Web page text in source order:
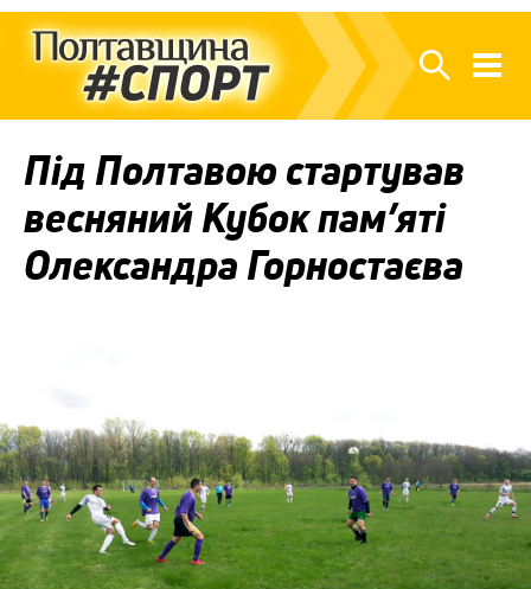
Під Полтавою стартував
весняний Кубок пам’яті
Олександра Горностаєва